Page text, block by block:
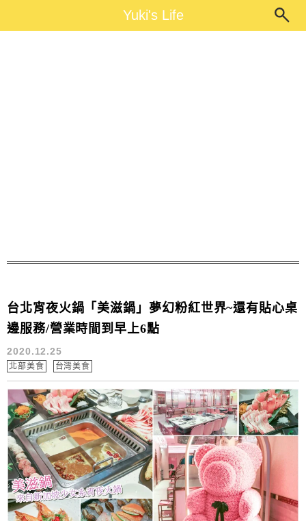
Yuki's LifeYuki's Life
台北宵夜火鍋「美滋鍋」夢幻粉紅世界~還有貼心桌
邊服務/營業時間到早上6點
2020.12.25
北部美食 台灣美食